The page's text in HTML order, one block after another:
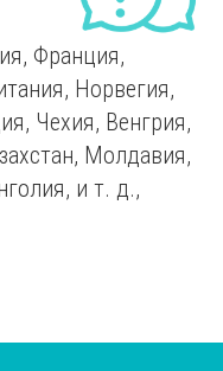
Франция,
Норвегия,
Чехия, Венгрия,
Молдавия,
и т. д.,